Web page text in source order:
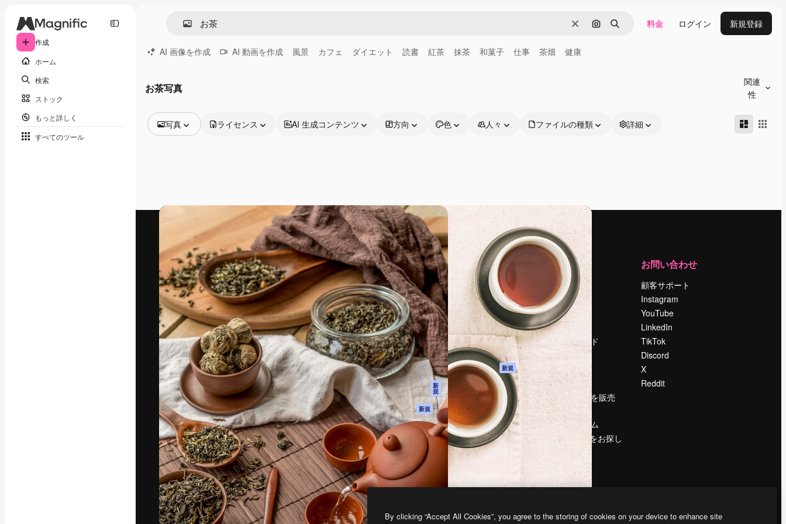
作成
ホーム
検索
ストック
もっと詳しく
すべてのツール
消去 画像で検索
検索 料金 ログイン 新規登録
AI 画像を作成 AI 動画を作成 風景 カフェ ダイエット 読書 紅茶 抹茶 和菓子 仕事 茶畑 健康
お茶写真
関連
性
写真
動画
モーショングラフィックス
動画テンプレート
アイコン
3D モデル
フォント
ライセンス AI 生成コンテンツ 方向 色 人々 ファイルの種類 詳細
最高のクリエイティブ制作を導くためのプラ
ットフォーム。クリエイター、企業、代理
店、スタジオを含む100万人以上が利用して
います。
日本語
製品
Spaces
AI アシスタント
AI 画像生成ツール
AI 動画生成ツール
AI 音声合成ツール
ストックコンテン
ツ
Claude/ChatGPT
向けMCP
新
規
エージェント 新規
API
モバイルアプリ
すべてのMagnificツ
ール
はじめに
Academy
ドキュメント
サポート
利用規約
プライバシーポリ
シー
オリジナル 新規
クッキーポリシー
トラストセンター
アフィリエイト
法人向け
運営
料金
会社概要
Reviews
採用情報
検索トレンド
ブログ
イベント
Slidesgo
コンテンツを販売
する
プレスルーム
magnific.aiをお探し
お問い合わせ
顧客サポート
Instagram
YouTube
LinkedIn
TikTok
Discord
X
Reddit
Copyright © 2010-2026Freepik Company S.L.U.無断複写・転載を禁じます
By clicking “Accept All Cookies”, you agree to the storing of cookies on your device to enhance site